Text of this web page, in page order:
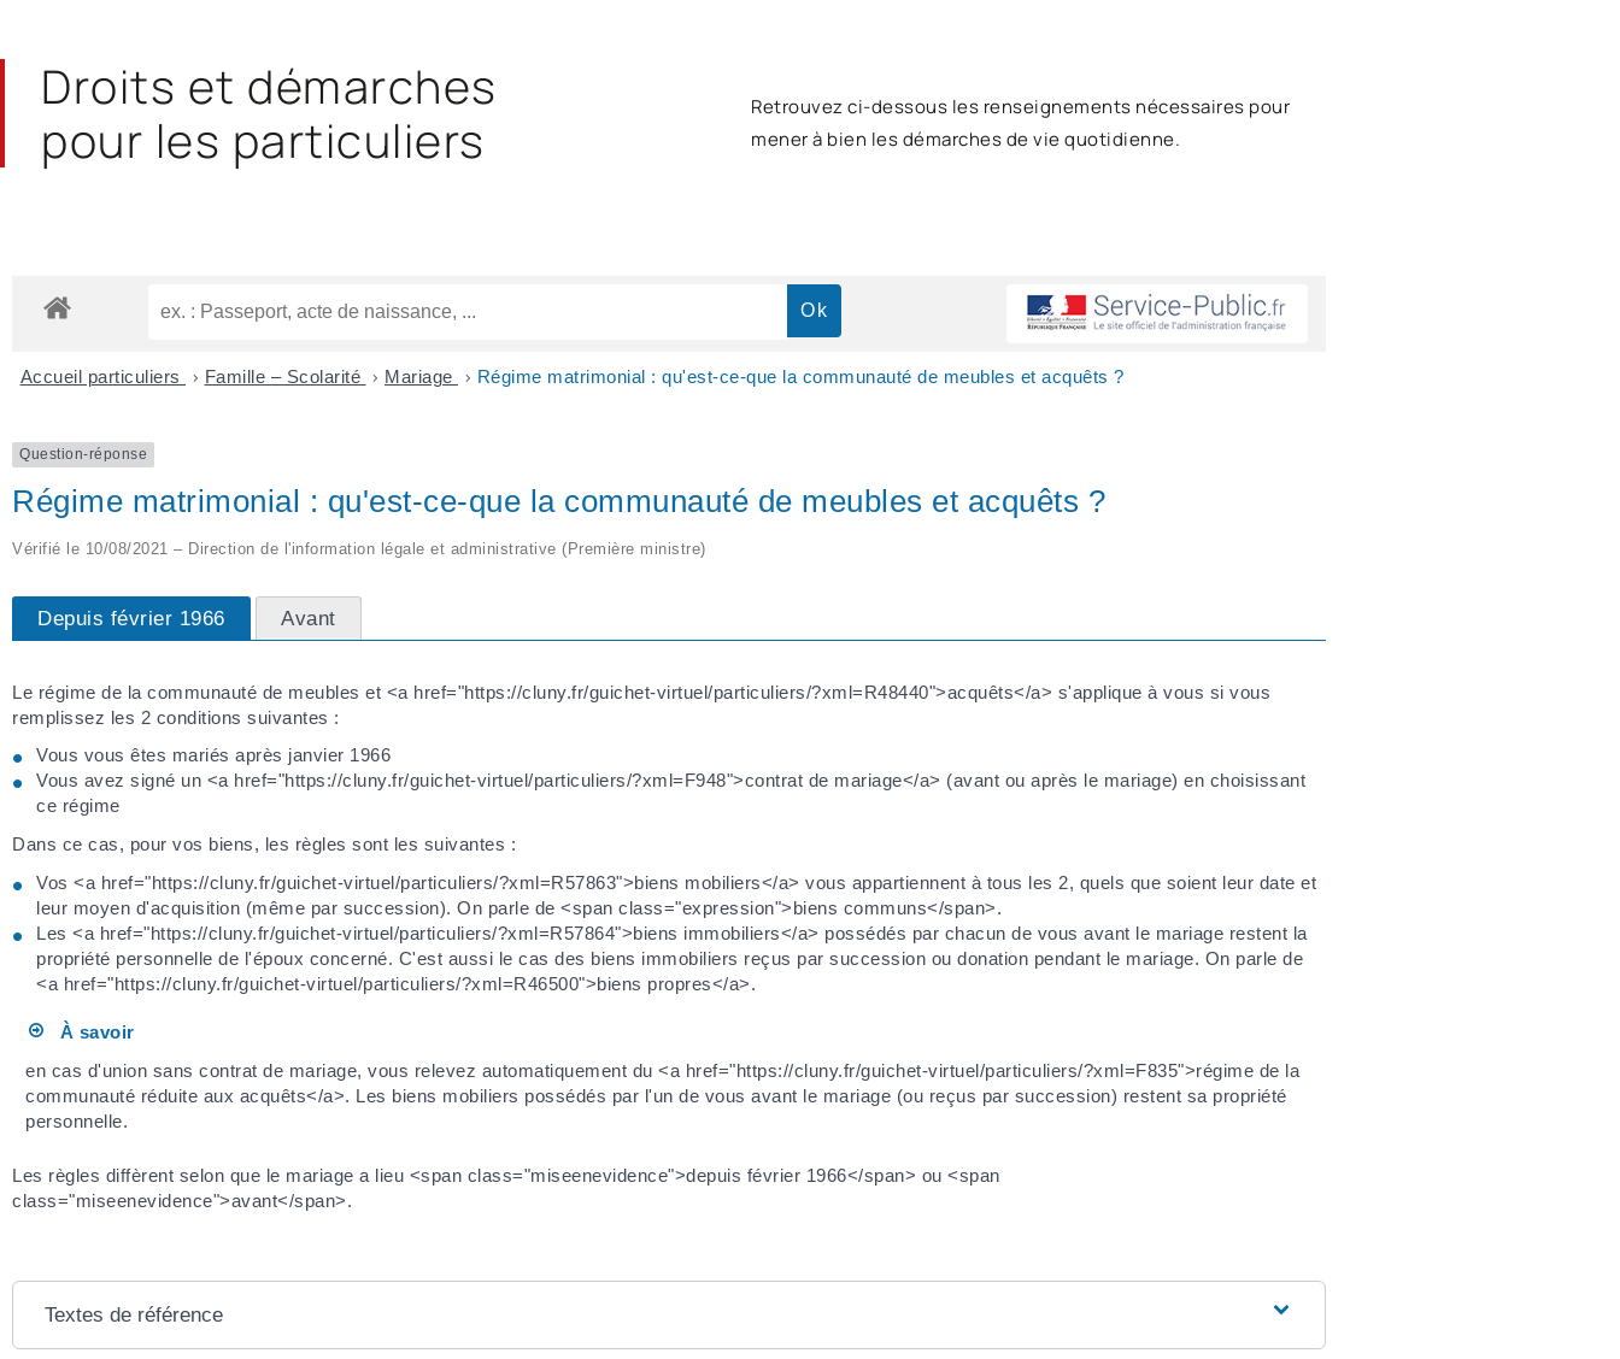
Droits et démarches
pour les particuliers
Retrouvez ci-dessous les renseignements nécessaires pour
mener à bien les démarches de vie quotidienne.
Accueil particuliers > Famille – Scolarité > Mariage > Régime matrimonial : qu'est-ce-que la communauté de meubles et acquêts ?
Question-réponse
Régime matrimonial : qu'est-ce-que la communauté de meubles et acquêts ?
Vérifié le 10/08/2021 – Direction de l'information légale et administrative (Première ministre)
Depuis février 1966 Avant
Le régime de la communauté de meubles et <a href="https://cluny.fr/guichet-virtuel/particuliers/?xml=R48440">acquêts</a> s'applique à vous si vous
remplissez les 2 conditions suivantes :
Vous vous êtes mariés après janvier 1966
Vous avez signé un <a href="https://cluny.fr/guichet-virtuel/particuliers/?xml=F948">contrat de mariage</a> (avant ou après le mariage) en choisissant
ce régime
Dans ce cas, pour vos biens, les règles sont les suivantes :
Vos <a href="https://cluny.fr/guichet-virtuel/particuliers/?xml=R57863">biens mobiliers</a> vous appartiennent à tous les 2, quels que soient leur date et
leur moyen d'acquisition (même par succession). On parle de <span class="expression">biens communs</span>.
Les <a href="https://cluny.fr/guichet-virtuel/particuliers/?xml=R57864">biens immobiliers</a> possédés par chacun de vous avant le mariage restent la
propriété personnelle de l'époux concerné. C'est aussi le cas des biens immobiliers reçus par succession ou donation pendant le mariage. On parle de
<a href="https://cluny.fr/guichet-virtuel/particuliers/?xml=R46500">biens propres</a>.
À savoir
en cas d'union sans contrat de mariage, vous relevez automatiquement du <a href="https://cluny.fr/guichet-virtuel/particuliers/?xml=F835">régime de la
communauté réduite aux acquêts</a>. Les biens mobiliers possédés par l'un de vous avant le mariage (ou reçus par succession) restent sa propriété
personnelle.
Les règles diffèrent selon que le mariage a lieu <span class="miseenevidence">depuis février 1966</span> ou <span
class="miseenevidence">avant</span>.
Textes de référence